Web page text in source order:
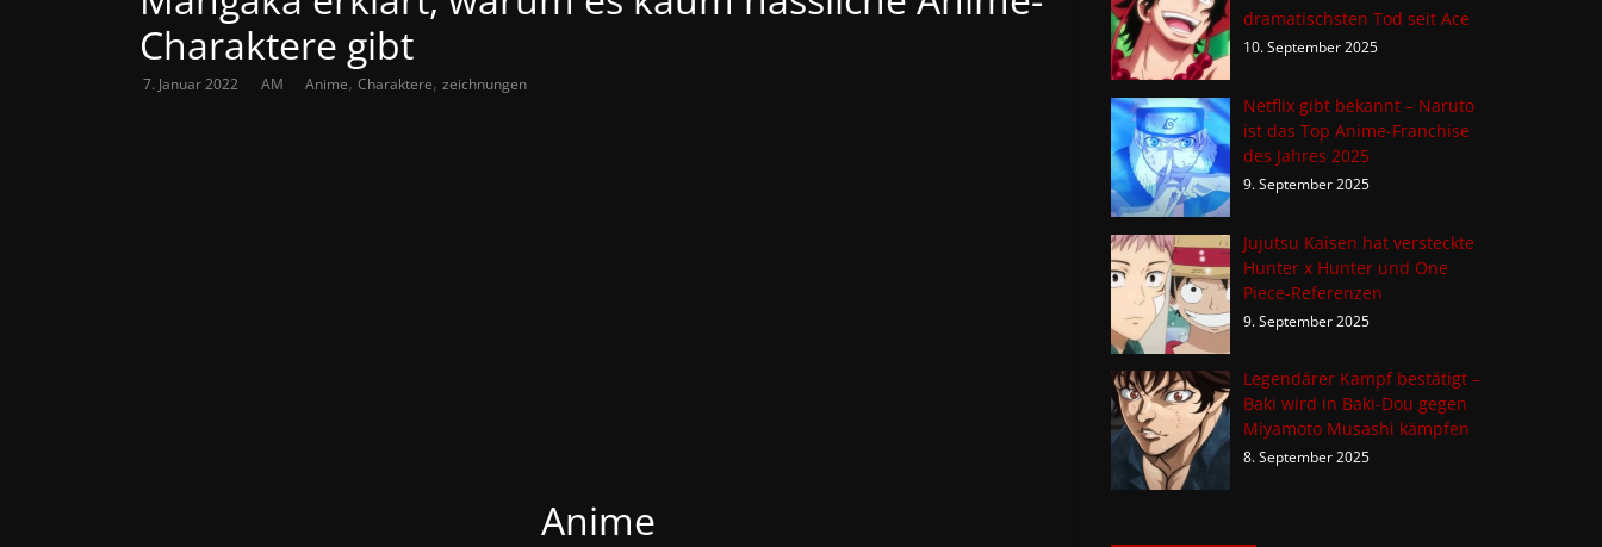
Charaktere gibt
7. Januar 2022 AM Anime, Charaktere, zeichnungen
Anime
dramatischsten Tod seit Ace
10. September 2025
Netflix gibt bekannt – Naruto
ist das Top Anime-Franchise
des Jahres 2025
9. September 2025
Jujutsu Kaisen hat versteckte
Hunter x Hunter und One
Piece-Referenzen
9. September 2025
Legendärer Kampf bestätigt –
Baki wird in Baki-Dou gegen
Miyamoto Musashi kämpfen
8. September 2025